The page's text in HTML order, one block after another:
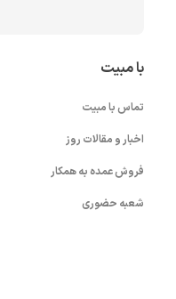
با مبیت
تماس با مبیت
اخبار و مقالات روز
فروش عمده به همکار
شعبه حضوری